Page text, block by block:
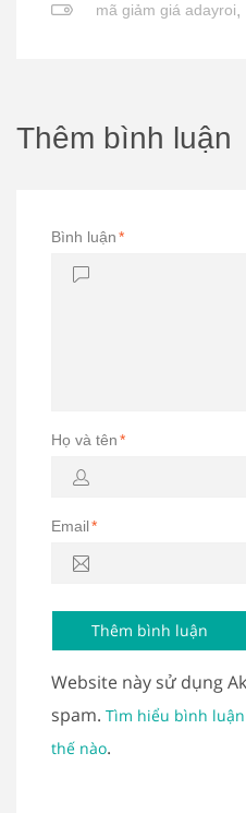
mã giảm giá adayroi,
Thêm bình luận
Bình luận*
Họ và tên*
Email*
Website này sử dụng
spam. Tìm hiểu bình
thế nào.